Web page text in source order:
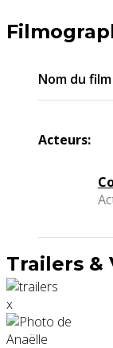
Nom du film
Acteurs:
Trailers &
x